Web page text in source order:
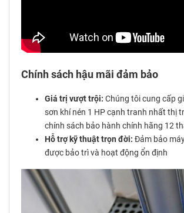
Chính sách hậu mãi đảm bảo
Giá trị vượt trội: Chúng tôi cung cấp
sơn khí nén 1 HP cạnh tranh nhất thị
chính sách bảo hành chính hãng 12
Hỗ trợ kỹ thuật trọn đời: Đảm bảo
được bảo trì và hoạt động ổn định